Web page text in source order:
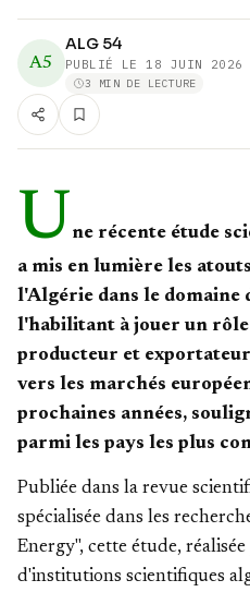
A5
ALG 54
PUBLIÉ LE 18 JUIN 2026
3 MIN DE LECTURE
U ne récente étude
a mis en lumière les
l'Algérie dans le domaine
l'habilitant à jouer un rôle
producteur et
vers les marchés
prochaines années,
parmi les pays les plus
Publiée dans la revue
spécialisée dans les
Energy", cette étude,
d'institutions scientifiques